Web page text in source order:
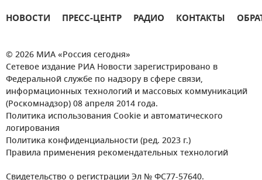
НОВОСТИ ПРЕСС-ЦЕНТР РАДИО КОНТАКТЫ
© 2026 МИА «Россия сегодня»
Сетевое издание РИА Новости зарегистрировано в
Федеральной службе по надзору в сфере связи,
информационных технологий и массовых коммуникаций
(Роскомнадзор) 08 апреля 2014 года.
Политика использования Cookie и автоматического
логирования
Политика конфиденциальности (ред. 2023 г.)
Правила применения рекомендательных технологий
Свидетельство о регистрации Эл № ФС77-57640.